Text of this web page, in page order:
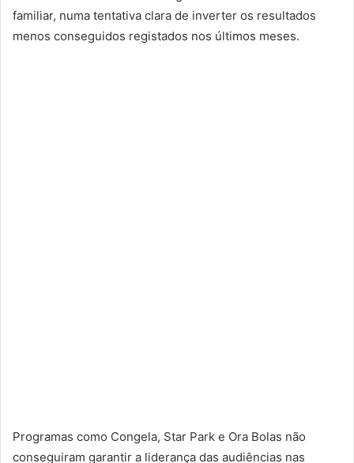
familiar, numa tentativa clara de inverter os resultados
menos conseguidos registados nos últimos meses.
Programas como Congela, Star Park e Ora Bolas não
conseguiram garantir a liderança das audiências nas